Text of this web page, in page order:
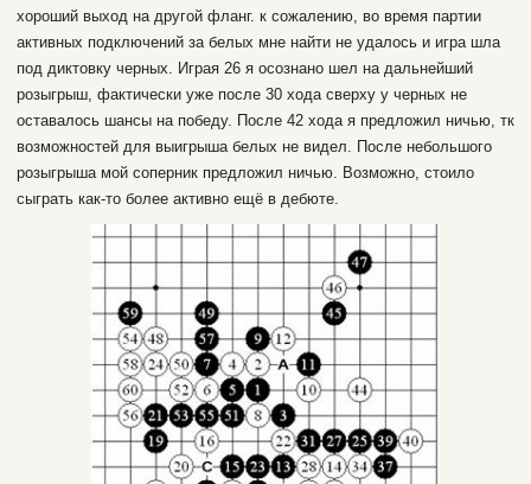
хороший выход на другой фланг. к сожалению, во время партии
активных подключений за белых мне найти не удалось и игра шла
под диктовку черных. Играя 26 я осознано шел на дальнейший
розыгрыш, фактически уже после 30 хода сверху у черных не
оставалось шансы на победу. После 42 хода я предложил ничью, тк
возможностей для выигрыша белых не видел. После небольшого
розыгрыша мой соперник предложил ничью. Возможно, стоило
сыграть как-то более активно ещё в дебюте.